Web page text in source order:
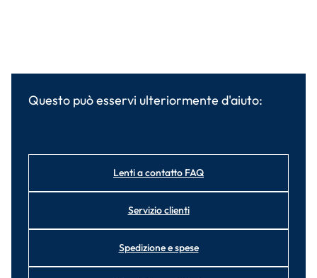
Questo può esservi ulteriormente d'aiuto:
Lenti a contatto FAQ
Servizio clienti
Spedizione e spese